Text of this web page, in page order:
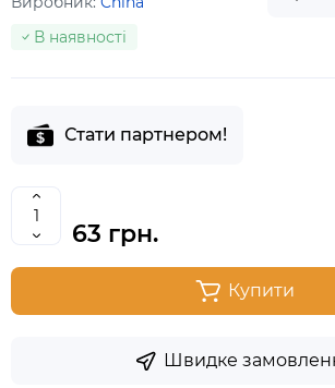
В наявності
Стати партнером!
63 грн.
Купити
Швидке